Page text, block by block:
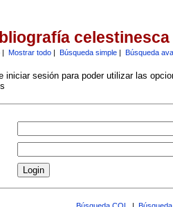
celestinesca
| Mostrar todo| Búsqueda simple| Búsqueda
iniciar sesión para poder utilizar las